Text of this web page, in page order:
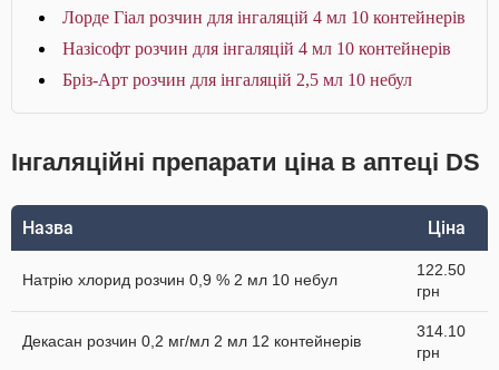
Лорде Гіал розчин для інгаляцій 4 мл 10 контейнерів
Назісофт розчин для інгаляцій 4 мл 10 контейнерів
Бріз-Арт розчин для інгаляцій 2,5 мл 10 небул
Інгаляційні препарати ціна в аптеці DS
Назва Ціна
Натрію хлорид розчин 0,9 % 2 мл 10 небул
122.50
грн
Декасан розчин 0,2 мг/мл 2 мл 12 контейнерів
314.10
грн